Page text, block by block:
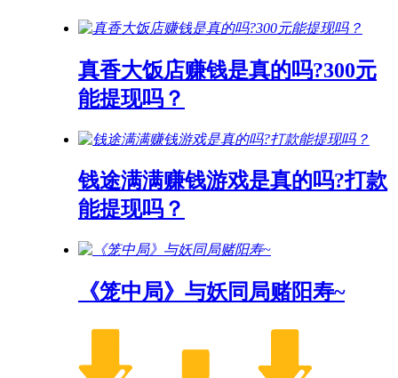
真香大饭店赚钱是真的吗?300元
能提现吗？
钱途满满赚钱游戏是真的吗?打款
能提现吗？
《笼中局》与妖同局赌阳寿~